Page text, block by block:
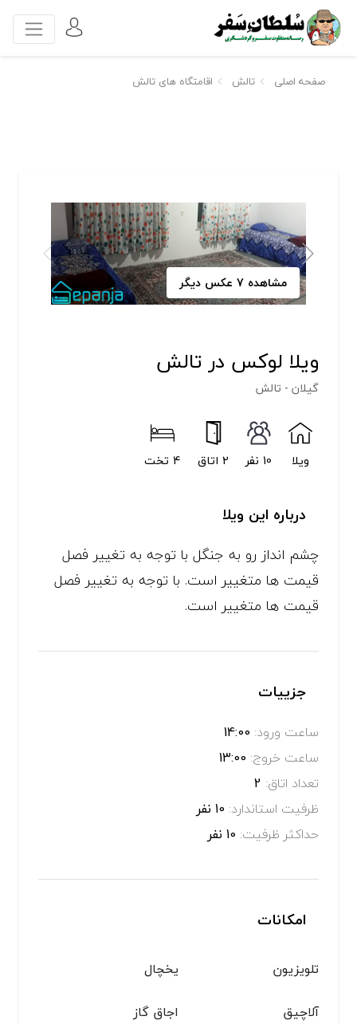
صفحه اصلی تالش اقامتگاه های تالش
مشاهده 7 عکس دیگر
ویلا لوکس در تالش
گیلان - تالش
ویلا 10 نفر 2 اتاق 4 تخت
درباره این ویلا
چشم انداز رو به جنگل با توجه به تغییر فصل
قیمت ها متغییر است. با توجه به تغییر فصل
قیمت ها متغییر است.
جزییات
ساعت ورود:
ساعت خروج:
تعداد اتاق:
ظرفیت استاندارد:
حداکثر ظرفیت:
امکانات
تلویزیون
یخچال
آلاچیق
اجاق گاز